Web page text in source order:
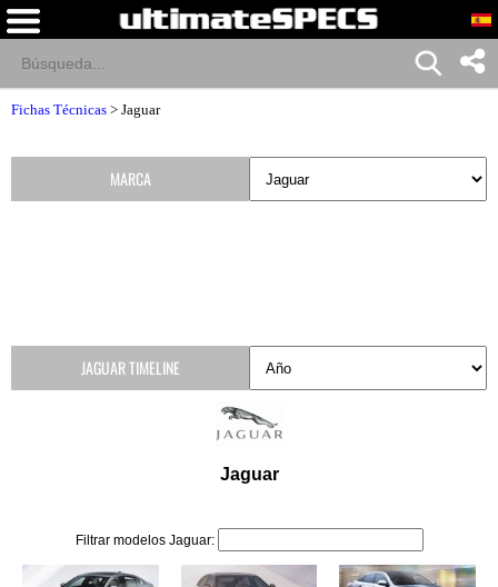
Fichas Técnicas > Jaguar
Jaguar
Filtrar modelos Jaguar:
MARCA
JAGUAR TIMELINE